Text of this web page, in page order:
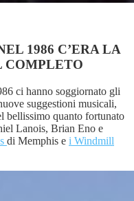
1986 C’ERA LA
COMPLETO
ci hanno soggiornato gli
suggestioni musicali,
bellissimo quanto fortunato
Lanois, Brian Eno e
di Memphis e i Windmill